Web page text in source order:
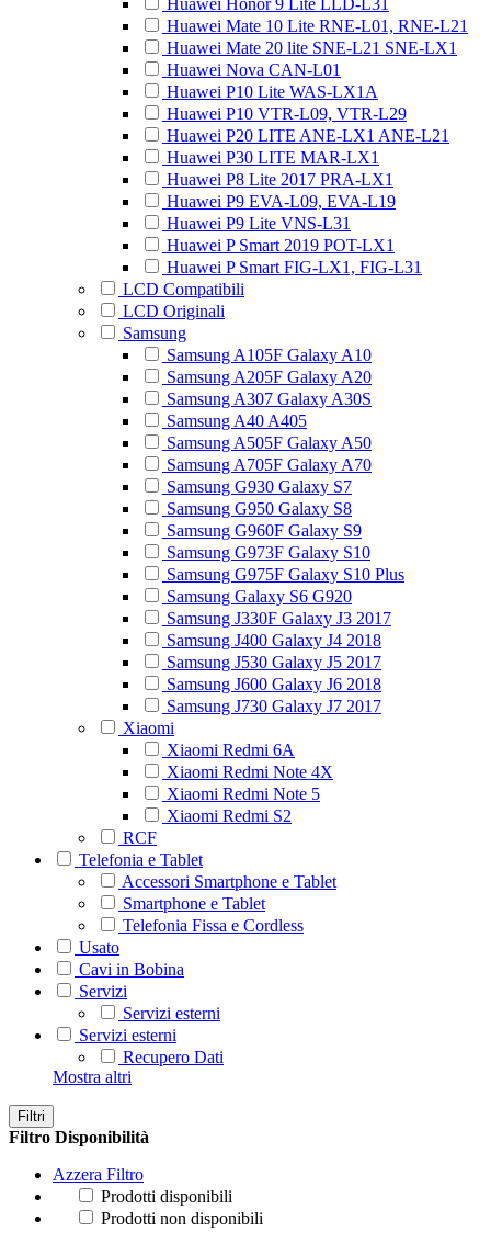
Huawei Honor 9 Lite LLD-L31
Huawei Mate 10 Lite RNE-L01, RNE-L21
Huawei Mate 20 lite SNE-L21 SNE-LX1
Huawei Nova CAN-L01
Huawei P10 Lite WAS-LX1A
Huawei P10 VTR-L09, VTR-L29
Huawei P20 LITE ANE-LX1 ANE-L21
Huawei P30 LITE MAR-LX1
Huawei P8 Lite 2017 PRA-LX1
Huawei P9 EVA-L09, EVA-L19
Huawei P9 Lite VNS-L31
Huawei P Smart 2019 POT-LX1
Huawei P Smart FIG-LX1, FIG-L31
LCD Compatibili
LCD Originali
Samsung
Samsung A105F Galaxy A10
Samsung A205F Galaxy A20
Samsung A307 Galaxy A30S
Samsung A40 A405
Samsung A505F Galaxy A50
Samsung A705F Galaxy A70
Samsung G930 Galaxy S7
Samsung G950 Galaxy S8
Samsung G960F Galaxy S9
Samsung G973F Galaxy S10
Samsung G975F Galaxy S10 Plus
Samsung Galaxy S6 G920
Samsung J330F Galaxy J3 2017
Samsung J400 Galaxy J4 2018
Samsung J530 Galaxy J5 2017
Samsung J600 Galaxy J6 2018
Samsung J730 Galaxy J7 2017
Xiaomi
Xiaomi Redmi 6A
Xiaomi Redmi Note 4X
Xiaomi Redmi Note 5
Xiaomi Redmi S2
RCF
Telefonia e Tablet
Accessori Smartphone e Tablet
Smartphone e Tablet
Telefonia Fissa e Cordless
Usato
Cavi in Bobina
Servizi
Servizi esterni
Servizi esterni
Recupero Dati
Mostra altri
Filtri
Filtro Disponibilità
Azzera Filtro
Prodotti disponibili
Prodotti non disponibili